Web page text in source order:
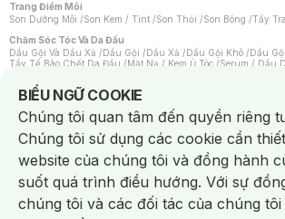
Trang Điểm Môi
Son Dưỡng Môi /Son Kem / Tint /Son Thỏi /Son Bóng /Tẩy
Chăm Sóc Tóc Và Da Đầu
Dầu Gội Và Dầu Xả /Dầu Gội /Dầu Xả /Dầu Gội Khô /Dầu
Tẩy Tế Bào Chết Da Đầu /Mặt Nạ / Kem Ủ Tóc /Serum / Dầu
Máy Sấy Tóc
Lược
Kem Tẩy Lông/Dụng Cụ Tẩy Lông
Nước Hoa
Nước Hoa Nam Nước Hoa Cao Cấp Xịt Thơm
Nước Hoa Vùng Kín
Chăm Sóc Cá Nhân
Chống Muỗi
Khẩu Trang Máy Massage Mặt Nạ Xông Hơi/
Sản Phẩm Chăm Sóc Khác/ Bàn Chải Đánh Răng /Bàn Chải
BIỂU NGỮ COOKIE
Notice about cookies usage
Chúng tôi quan tâm đến quyền riêng
Chúng tôi sử dụng các cookie cần
website của chúng tôi và đồng hành
suốt quá trình điều hướng. Với sự
chúng tôi và các đối tác của chúng tôi